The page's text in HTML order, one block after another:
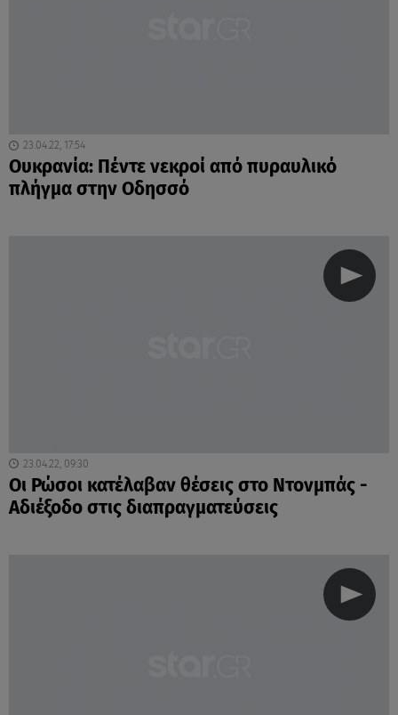
23.04.22, 17:54
Ουκρανία: Πέντε νεκροί από πυραυλικό
πλήγμα στην Οδησσό
23.04.22, 09:30
Οι Ρώσοι κατέλαβαν θέσεις στο Ντονμπάς -
Αδιέξοδο στις διαπραγματεύσεις